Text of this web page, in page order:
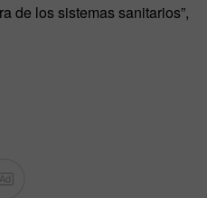
de los sistemas sanitarios”,
Ad